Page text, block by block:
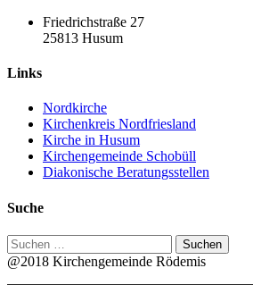
Friedrichstraße 27
25813 Husum
Links
Nordkirche
Kirchenkreis Nordfriesland
Kirche in Husum
Kirchengemeinde Schobüll
Diakonische Beratungsstellen
Suche
Suchen
nach:
@2018 Kirchengemeinde Rödemis